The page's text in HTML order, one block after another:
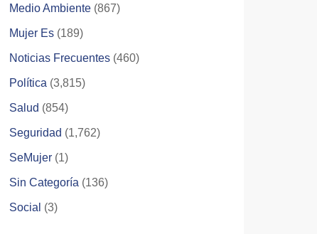
Medio Ambiente (867)
Mujer Es (189)
Noticias Frecuentes (460)
Política (3,815)
Salud (854)
Seguridad (1,762)
SeMujer (1)
Sin Categoría (136)
Social (3)